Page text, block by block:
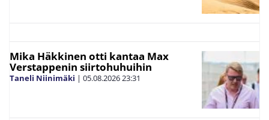
Mika Häkkinen otti kantaa Max
Verstappenin siirtohuhuihin
Taneli Niinimäki | 05.08.202623:31